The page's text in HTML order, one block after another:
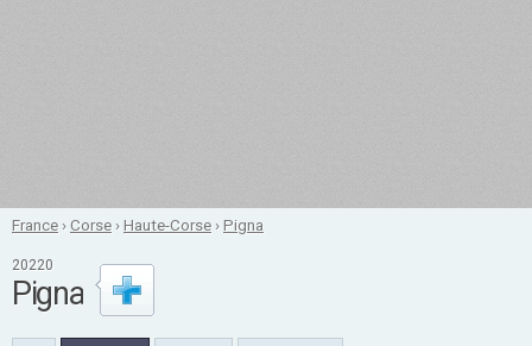
France ›Corse ›Haute-Corse ›Pigna
20220
Pigna